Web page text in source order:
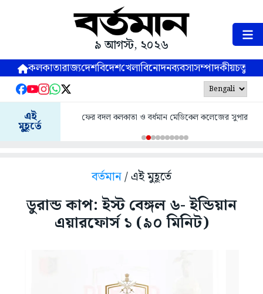
৯ আগস্ট, ২০২৬
কলকাতারাজ্যদেশবিদেশখেলাবিনোদনব্যবসাসম্পাদকীয়
এই
মুহূর্তে
ফের বদল কলকাতা ও বর্ধমান মেডিকেল কলেজের সুপার
বর্তমান/ এই মুহূর্তে
ডুরান্ড কাপ: ইস্ট বেঙ্গল ৬- ইন্ডিয়ান
এয়ারফোর্স ১ (৯০ মিনিট)